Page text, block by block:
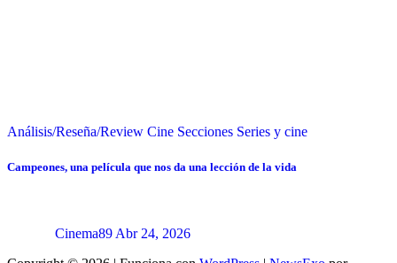
Análisis/Reseña/Review Cine Secciones Series y cine
Campeones, una película que nos da una lección de la vida
Cinema89 Abr 24, 2026